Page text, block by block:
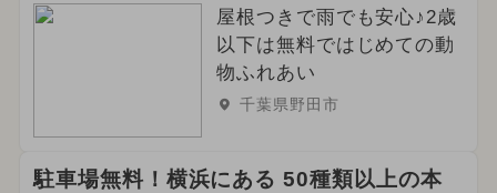
屋根つきで雨でも安心♪2歳
以下は無料ではじめての動
物ふれあい
千葉県野田市
駐車場無料！横浜にある 50種類以上の本